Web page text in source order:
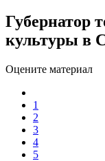
Губернатор
культуры в
Оцените материал
1
2
3
4
5